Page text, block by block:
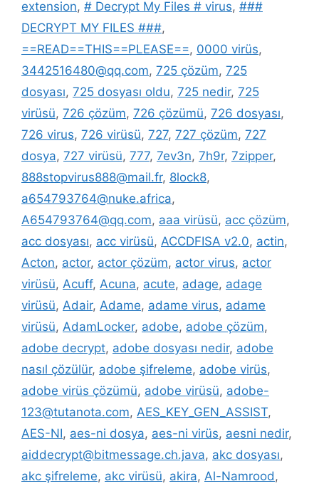
extension, # Decrypt My Files # virus, ###
DECRYPT MY FILES ###,
==READ==THIS==PLEASE==, 0000 virüs,
3442516480@qq.com, 725 çözüm, 725
dosyası, 725 dosyası oldu, 725 nedir, 725
virüsü, 726 çözüm, 726 çözümü, 726 dosyası,
726 virus, 726 virüsü, 727, 727 çözüm, 727
dosya, 727 virüsü, 777, 7ev3n, 7h9r, 7zipper,
888stopvirus888@mail.fr, 8lock8,
a654793764@nuke.africa,
A654793764@qq.com, aaa virüsü, acc çözüm,
acc dosyası, acc virüsü, ACCDFISA v2.0, actin,
Acton, actor, actor çözüm, actor virus, actor
virüsü, Acuff, Acuna, acute, adage, adage
virüsü, Adair, Adame, adame virus, adame
virüsü, AdamLocker, adobe, adobe çözüm,
adobe decrypt, adobe dosyası nedir, adobe
nasıl çözülür, adobe şifreleme, adobe virüs,
adobe virüs çözümü, adobe virüsü, adobe-
123@tutanota.com, AES_KEY_GEN_ASSIST,
AES-NI, aes-ni dosya, aes-ni virüs, aesni nedir,
aiddecrypt@bitmessage.ch.java, akc dosyası,
akc şifreleme, akc virüsü, akira, Al-Namrood,